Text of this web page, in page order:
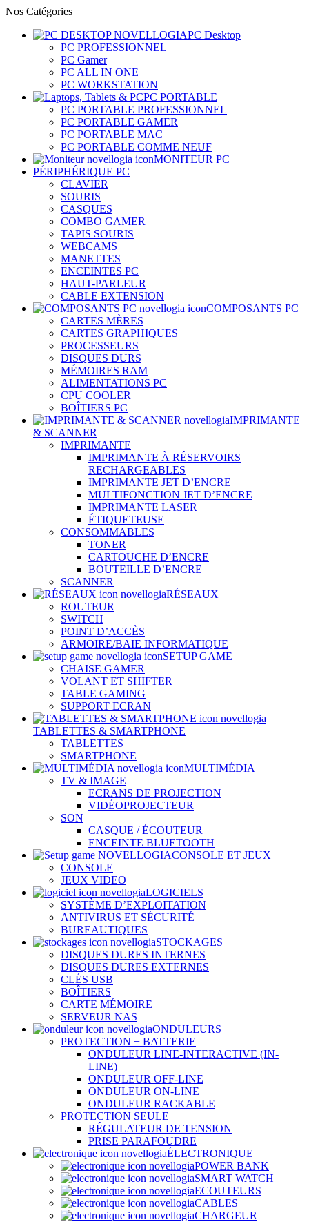
Nos Catégories
PC Desktop
PC PROFESSIONNEL
PC Gamer
PC ALL IN ONE
PC WORKSTATION
PC PORTABLE
PC PORTABLE PROFESSIONNEL
PC PORTABLE GAMER
PC PORTABLE MAC
PC PORTABLE COMME NEUF
MONITEUR PC
PÉRIPHÉRIQUE PC
CLAVIER
SOURIS
CASQUES
COMBO GAMER
TAPIS SOURIS
WEBCAMS
MANETTES
ENCEINTES PC
HAUT-PARLEUR
CABLE EXTENSION
COMPOSANTS PC
CARTES MÈRES
CARTES GRAPHIQUES
PROCESSEURS
DISQUES DURS
MÉMOIRES RAM
ALIMENTATIONS PC
CPU COOLER
BOÎTIERS PC
IMPRIMANTE
& SCANNER
IMPRIMANTE
IMPRIMANTE À RÉSERVOIRS
RECHARGEABLES
IMPRIMANTE JET D’ENCRE
MULTIFONCTION JET D’ENCRE
IMPRIMANTE LASER
ÉTIQUETEUSE
CONSOMMABLES
TONER
CARTOUCHE D’ENCRE
BOUTEILLE D’ENCRE
SCANNER
RÉSEAUX
ROUTEUR
SWITCH
POINT D’ACCÈS
ARMOIRE/BAIE INFORMATIQUE
SETUP GAME
CHAISE GAMER
VOLANT ET SHIFTER
TABLE GAMING
SUPPORT ECRAN
TABLETTES & SMARTPHONE
TABLETTES
SMARTPHONE
MULTIMÉDIA
TV & IMAGE
ECRANS DE PROJECTION
VIDÉOPROJECTEUR
SON
CASQUE / ÉCOUTEUR
ENCEINTE BLUETOOTH
CONSOLE ET JEUX
CONSOLE
JEUX VIDEO
LOGICIELS
SYSTÈME D’EXPLOITATION
ANTIVIRUS ET SÉCURITÉ
BUREAUTIQUES
STOCKAGES
DISQUES DURES INTERNES
DISQUES DURES EXTERNES
CLÉS USB
BOÎTIERS
CARTE MÉMOIRE
SERVEUR NAS
ONDULEURS
PROTECTION + BATTERIE
ONDULEUR LINE-INTERACTIVE (IN-
LINE)
ONDULEUR OFF-LINE
ONDULEUR ON-LINE
ONDULEUR RACKABLE
PROTECTION SEULE
RÉGULATEUR DE TENSION
PRISE PARAFOUDRE
ÉLECTRONIQUE
POWER BANK
SMART WATCH
ECOUTEURS
CABLES
CHARGEUR